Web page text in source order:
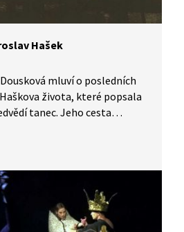
Hašek
mluví o posledních
života, které popsala
tanec. Jeho cesta
i nevlídné přijetí české
scény. Součástí videa je
Voni jsou hodnej chlapec,
Haškovu osobnost. Co
nezemřel ve svých pouhých